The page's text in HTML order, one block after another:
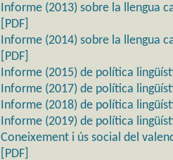
Informe (2013) sobre la llengua
[PDF]
Informe (2014) sobre la llengua
[PDF]
Informe (2015) de política
Informe (2017) de política
Informe (2018) de política
Informe (2019) de política
Coneixement i ús social del
[PDF]